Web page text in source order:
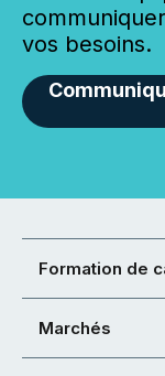
vos besoins.
Formation de
Marchés